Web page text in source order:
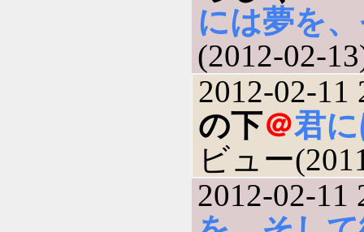
には夢を
(2012-02-
2012-02-11
の下＠君
ビュー
2012-02-11